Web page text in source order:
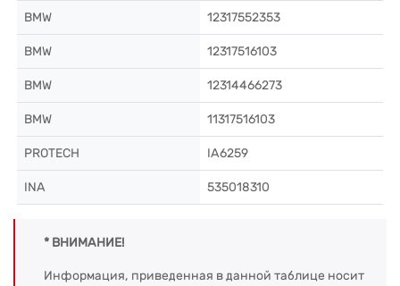
BMW 12317552353
BMW 12317516103
BMW 12314466273
BMW 11317516103
PROTECH IA6259
INA 535018310
* ВНИМАНИЕ!
Информация, приведенная в данной таблице носит